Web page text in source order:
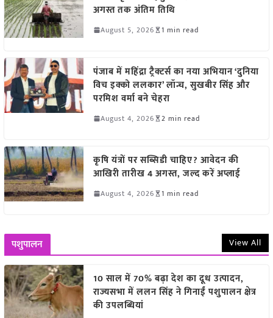
अगस्त तक अंतिम तिथि
August 5, 2026 1 min read
पंजाब में महिंद्रा ट्रैक्टर्स का नया अभियान ‘दुनिया
विच इक्को ललकार’ लॉन्च, सुखबीर सिंह और
परमिश वर्मा बने चेहरा
August 4, 2026 2 min read
कृषि यंत्रों पर सब्सिडी चाहिए? आवेदन की
आखिरी तारीख 4 अगस्त, जल्द करें अप्लाई
August 4, 2026 1 min read
पशुपालन View All
10 साल में 70% बढ़ा देश का दूध उत्पादन,
राज्यसभा में ललन सिंह ने गिनाईं पशुपालन क्षेत्र
की उपलब्धियां